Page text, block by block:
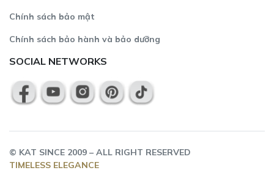
Chính sách bảo mật
Chính sách bảo hành và bảo dưỡng
SOCIAL NETWORKS
© KAT SINCE 2009 – ALL RIGHT RESERVED
TIMELESS ELEGANCE